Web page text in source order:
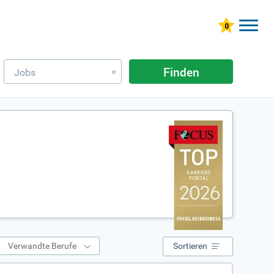
Jobs » Finden
Verwandte Berufe Sortieren